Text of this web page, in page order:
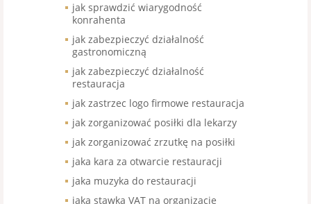
jak sprawdzić wiarygodność
konrahenta
jak zabezpieczyć działalność
gastronomiczną
jak zabezpieczyć działalność
restauracja
jak zastrzec logo firmowe restauracja
jak zorganizować posiłki dla lekarzy
jak zorganizować zrzutkę na posiłki
jaka kara za otwarcie restauracji
jaka muzyka do restauracji
jaka stawka VAT na organizację